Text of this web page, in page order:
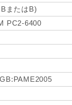
またはB)
PC2-6400